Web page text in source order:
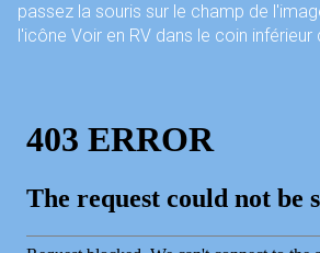
passez la souris sur le champ de
l'icône Voir en RV dans le coin inférieur